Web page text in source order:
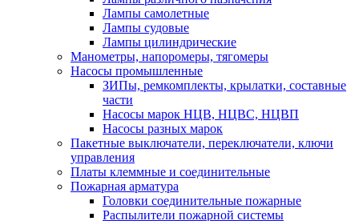
Лампы самолетные
Лампы судовые
Лампы цилиндрические
Манометры, напоромеры, тягомеры
Насосы промышленные
ЗИПы, ремкомплекты, крылатки, составные
части
Насосы марок НЦВ, НЦВС, НЦВП
Насосы разных марок
Пакетные выключатели, переключатели, ключи
управления
Платы клеммные и соединительные
Пожарная арматура
Головки соединительные пожарные
Распылители пожарной системы